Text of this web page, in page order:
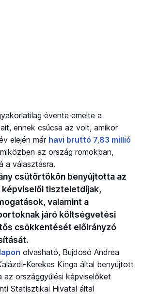
évente emelte a
ennek csúcsa az volt, amikor
elején már havi bruttó 7,83 millió
az ország romokban,
a választásra.
csütörtökön benyújtotta az
tiszteletdíjak,
valamint a
járó költségvetési
csökkentését előirányzó
olvasható, Bujdosó Andrea
Kerekes Kinga által benyújtott
az országgyűlési képviselőket
Statisztikai Hivatal által